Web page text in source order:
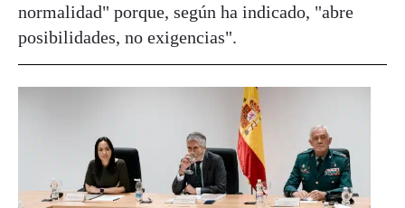
normalidad" porque, según ha indicado, "abre
posibilidades, no exigencias".